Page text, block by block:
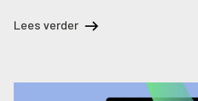
Lees verder